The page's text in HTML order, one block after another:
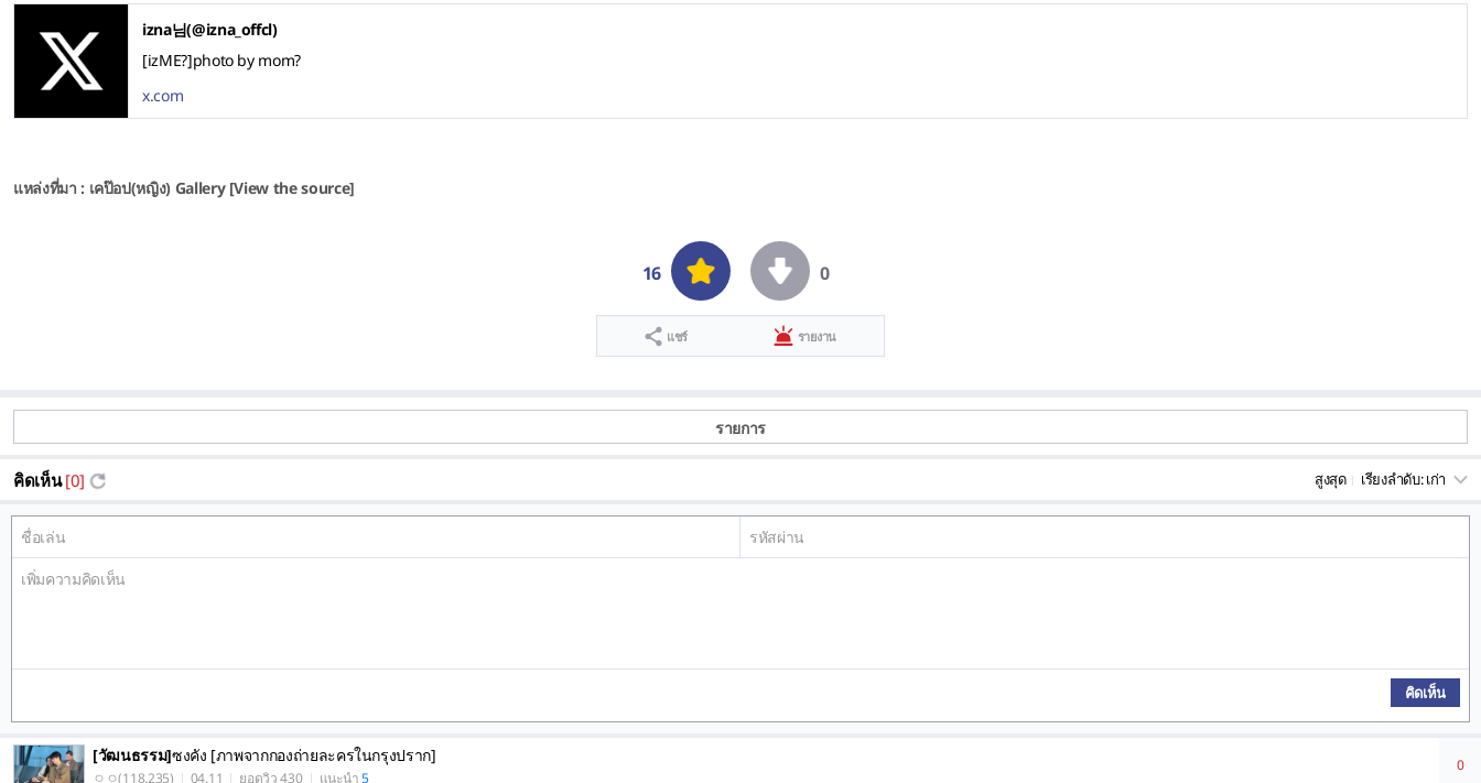
izna님(@izna_offcl)
[izME?]photo by mom?
x.com
แหล่งที่มา : เคป๊อป(หญิง) Gallery [View the source]
16 0
แชร์ รายงาน
รายการ
คิดเห็น [0] สูงสุด เรียงลำดับ:
คิดเห็น
[วัฒนธรรม]ซงคัง [ภาพจากกองถ่ายละครในกรุงปราก]
ㅇㅇ(118.235) 04.11 ยอดวิว 430 แนะนำ5
0